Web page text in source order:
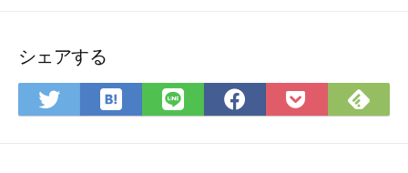
シェアする
Twitter
で
は
て
LINE
で
Facebook
で
Pocket
に
で